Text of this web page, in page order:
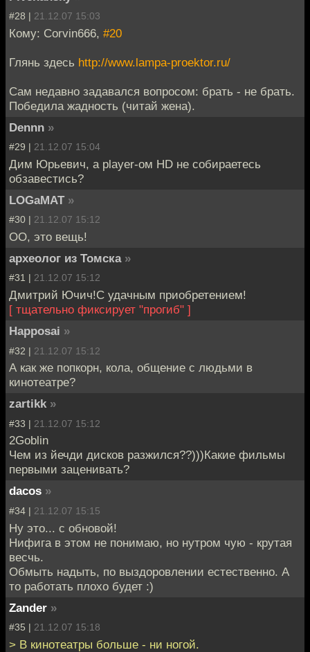
#28 | 21.12.07 15:03
Кому: Corvin666, #20
Глянь здесь http://www.lampa-proektor.ru/
Сам недавно задавался вопросом: брать - не брать.
Победила жадность (читай жена).
Dennn »
#29 | 21.12.07 15:04
Дим Юрьевич, а player-ом HD не собираетесь
обзавестись?
LOGaMAT »
#30 | 21.12.07 15:12
ОО, это вещь!
археолог из Томска »
#31 | 21.12.07 15:12
Дмитрий Ючич!С удачным приобретением!
[ тщательно фиксирует "прогиб" ]
Happosai »
#32 | 21.12.07 15:12
А как же попкорн, кола, общение с людьми в
кинотеатре?
zartikk »
#33 | 21.12.07 15:12
2Goblin
Чем из йечди дисков разжился??)))Какие фильмы
первыми заценивать?
dacos »
#34 | 21.12.07 15:15
Ну это... с обновой!
Нифига в этом не понимаю, но нутром чую - крутая
весчь.
Обмыть надыть, по выздоровлении естественно. А
то работать плохо будет :)
Zander »
#35 | 21.12.07 15:18
> В кинотеатры больше - ни ногой.